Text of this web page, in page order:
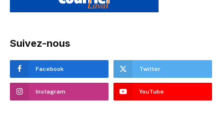
Suivez-nous
Facebook Twitter
Instagram YouTube